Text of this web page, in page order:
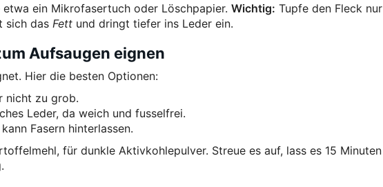
etwa ein Mikrofasertuch oder Löschpapier. Wichtig: Tupfe den Fleck nur
sich das Fett und dringt tiefer ins Leder ein.
Aufsaugen eignen
Hier die besten Optionen:
nicht zu grob.
Leder, da weich und fusselfrei.
Fasern hinterlassen.
für dunkle Aktivkohlepulver. Streue es auf, lass es 15 Minuten